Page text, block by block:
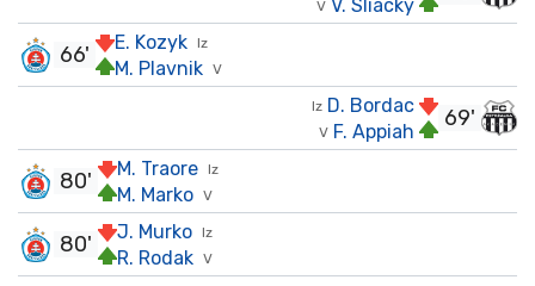
V V. Sliacky
Iz
E. Kozyk
V
M. Plavnik
66'
69'
Iz D. Bordac
V F. Appiah
Iz
M. Traore
V
M. Marko
80'
Iz
J. Murko
V
R. Rodak
80'